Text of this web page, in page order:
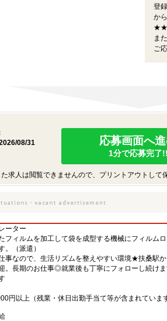
登
か
★★
ま
ご
08/31
応募画面へ
1分で応募完了!!
求人は閲覧できませんので、プリントアウトして
ーター
フィルムを加工して袋を成型する機械にフィルム
。（派遣）
事なので、生活リズムを整えやすい環境★扶桑駅
。長期のお仕事◎就業後も丁寧にフォローし続け
円以上（残業・休日出勤手当て等が含まれていま